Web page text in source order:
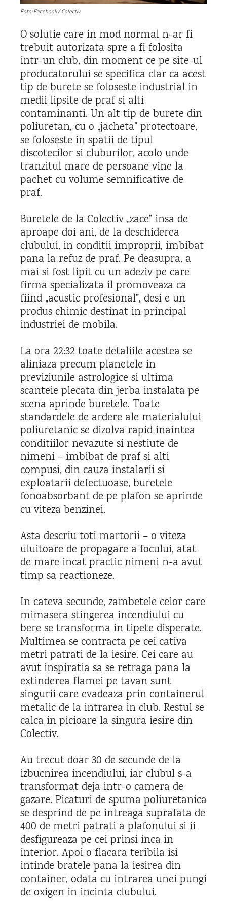
Foto: Facebook / Colectiv
O solutie care in mod normal n-ar fi
trebuit autorizata spre a fi folosita
intr-un club, din moment ce pe site-ul
producatorului se specifica clar ca acest
tip de burete se foloseste industrial in
medii lipsite de praf si alti
contaminanti. Un alt tip de burete din
poliuretan, cu o „jacheta” protectoare,
se foloseste in spatii de tipul
discotecilor si cluburilor, acolo unde
tranzitul mare de persoane vine la
pachet cu volume semnificative de
praf.
Buretele de la Colectiv „zace” insa de
aproape doi ani, de la deschiderea
clubului, in conditii improprii, imbibat
pana la refuz de praf. Pe deasupra, a
mai si fost lipit cu un adeziv pe care
firma specializata il promoveaza ca
fiind „acustic profesional”, desi e un
produs chimic destinat in principal
industriei de mobila.
La ora 22:32 toate detaliile acestea se
aliniaza precum planetele in
previziunile astrologice si ultima
scanteie plecata din jerba instalata pe
scena aprinde buretele. Toate
standardele de ardere ale materialului
poliuretanic se dizolva rapid inaintea
conditiilor nevazute si nestiute de
nimeni – imbibat de praf si alti
compusi, din cauza instalarii si
exploatarii defectuoase, buretele
fonoabsorbant de pe plafon se aprinde
cu viteza benzinei.
Asta descriu toti martorii – o viteza
uluitoare de propagare a focului, atat
de mare incat practic nimeni n-a avut
timp sa reactioneze.
In cateva secunde, zambetele celor care
mimasera stingerea incendiului cu
bere se transforma in tipete disperate.
Multimea se contracta pe cei cativa
metri patrati de la iesire. Cei care au
avut inspiratia sa se retraga pana la
extinderea flamei pe tavan sunt
singurii care evadeaza prin containerul
metalic de la intrarea in club. Restul se
calca in picioare la singura iesire din
Colectiv.
Au trecut doar 30 de secunde de la
izbucnirea incendiului, iar clubul s-a
transformat deja intr-o camera de
gazare. Picaturi de spuma poliuretanica
se desprind de pe intreaga suprafata de
400 de metri patrati a plafonului si ii
desfigureaza pe cei prinsi inca in
interior. Apoi o flacara teribila isi
intinde bratele pana la iesirea din
container, odata cu intrarea unei pungi
de oxigen in incinta clubului.